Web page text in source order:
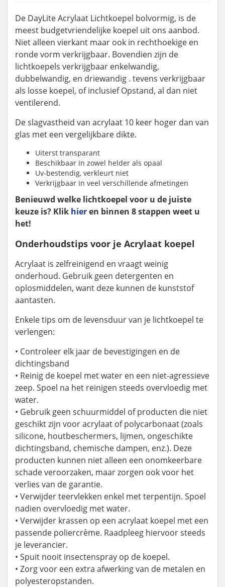
De DayLite Acrylaat Lichtkoepel bolvormig, is de
meest budgetvriendelijke koepel uit ons aanbod.
Niet alleen vierkant maar ook in rechthoekige en
ronde vorm verkrijgbaar. Bovendien zijn de
lichtkoepels verkrijgbaar enkelwandig,
dubbelwandig, en driewandig . tevens verkrijgbaar
als losse koepel, of inclusief Opstand, al dan niet
ventilerend.
De slagvastheid van acrylaat 10 keer hoger dan van
glas met een vergelijkbare dikte.
Uiterst transparant
Beschikbaar in zowel helder als opaal
Uv-bestendig, verkleurt niet
Verkrijgbaar in veel verschillende afmetingen
Benieuwd welke lichtkoepel voor u de juiste
keuze is? Klik hieren binnen 8 stappen weet u
het!
Onderhoudstips voor je Acrylaat koepel
Acrylaat is zelfreinigend en vraagt weinig
onderhoud. Gebruik geen detergenten en
oplosmiddelen, want deze kunnen de kunststof
aantasten.
Enkele tips om de levensduur van je lichtkoepel te
verlengen:
• Controleer elk jaar de bevestigingen en de
dichtingsband
• Reinig de koepel met water en een niet-agressieve
zeep. Spoel na het reinigen steeds overvloedig met
water.
• Gebruik geen schuurmiddel of producten die niet
geschikt zijn voor acrylaat of polycarbonaat (zoals
silicone, houtbeschermers, lijmen, ongeschikte
dichtingsband, chemische dampen, enz.). Deze
producten kunnen niet alleen een onomkeerbare
schade veroorzaken, maar zorgen ook voor het
verlies van de garantie.
• Verwijder teervlekken enkel met terpentijn. Spoel
nadien overvloedig met water.
• Verwijder krassen op een acrylaat koepel met een
passende poliercrème. Raadpleeg hiervoor steeds
je leverancier.
• Spuit nooit insectenspray op de koepel.
• Zorg voor een extra afwerking van de metalen en
polyesteropstanden.